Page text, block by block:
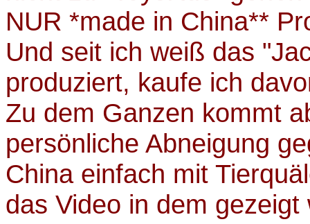
NUR *made in China**
Und seit ich weiß das
produziert, kaufe ich
Zu dem Ganzen kommt
persönliche Abneigung
China einfach mit
das Video in dem